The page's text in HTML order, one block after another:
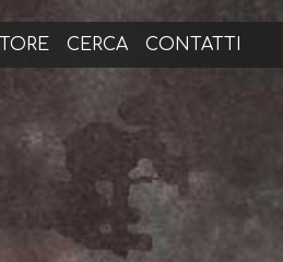
CERCA CONTATTI